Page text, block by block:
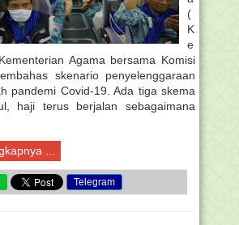
(
K
e
Agama bersama Komisi
skenario penyelenggaraan
pandemi Covid-19. Ada tiga skema
haji terus berjalan sebagaimana
...
Telegram